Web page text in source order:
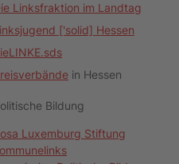
Linksfraktion im Landtag
['solid] Hessen
in Hessen
Bildung
Luxemburg Stiftung